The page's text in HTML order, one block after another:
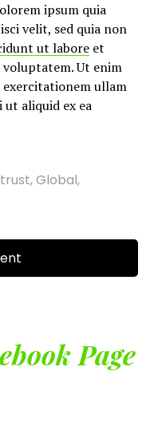
ipsum quia
velit, sed quia non
ut labore et
Ut enim
exercitationem ullam
aliquid ex ea
,Global,
Page